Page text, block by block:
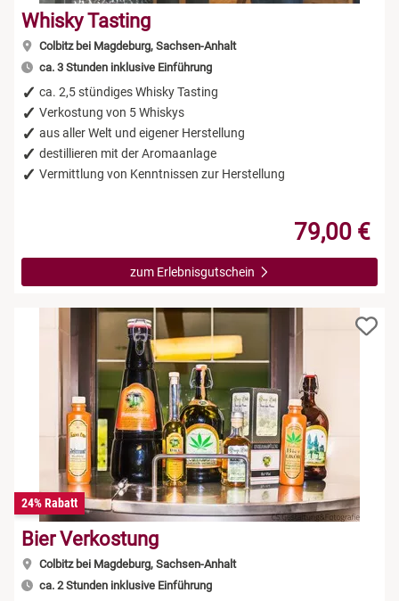
Whisky Tasting
Colbitz bei Magdeburg, Sachsen-Anhalt
ca. 3 Stunden inklusive Einführung
ca. 2,5 stündiges Whisky Tasting
Verkostung von 5 Whiskys
aus aller Welt und eigener Herstellung
destillieren mit der Aromaanlage
Vermittlung von Kenntnissen zur Herstellung
79,00 €
zum Erlebnisgutschein
24% Rabatt
Bier Verkostung
Colbitz bei Magdeburg, Sachsen-Anhalt
ca. 2 Stunden inklusive Einführung
Schleswig-Holstein